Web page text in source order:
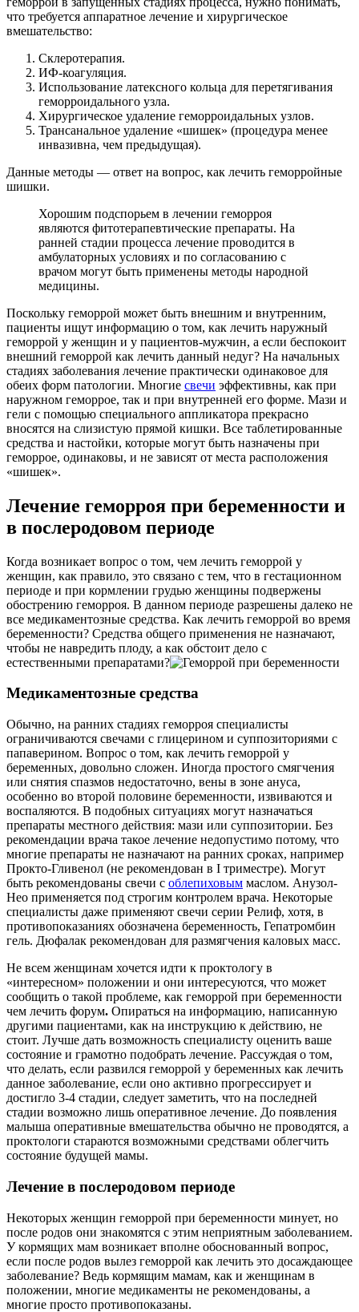
что требуется аппаратное лечение и хирургическое
вмешательство:
Склеротерапия.
ИФ-коагуляция.
Использование латексного кольца для перетягивания
геморроидального узла.
Хирургическое удаление геморроидальных узлов.
Трансанальное удаление «шишек» (процедура менее
инвазивна, чем предыдущая).
Данные методы — ответ на вопрос, как лечить геморройные
шишки.
Хорошим подспорьем в лечении геморроя
являются фитотерапевтические препараты. На
ранней стадии процесса лечение проводится в
амбулаторных условиях и по согласованию с
врачом могут быть применены методы народной
медицины.
Поскольку геморрой может быть внешним и внутренним,
пациенты ищут информацию о том, как лечить наружный
геморрой у женщин и у пациентов-мужчин, а если беспокоит
внешний геморрой как лечить данный недуг? На начальных
стадиях заболевания лечение практически одинаковое для
обеих форм патологии. Многие свечи эффективны, как при
наружном геморрое, так и при внутренней его форме. Мази и
гели с помощью специального аппликатора прекрасно
вносятся на слизистую прямой кишки. Все таблетированные
средства и настойки, которые могут быть назначены при
геморрое, одинаковы, и не зависят от места расположения
«шишек».
Лечение геморроя при беременности и
в послеродовом периоде
Когда возникает вопрос о том, чем лечить геморрой у
женщин, как правило, это связано с тем, что в гестационном
периоде и при кормлении грудью женщины подвержены
обострению геморроя. В данном периоде разрешены далеко не
все медикаментозные средства. Как лечить геморрой во время
беременности? Средства общего применения не назначают,
чтобы не навредить плоду, а как обстоит дело с
естественными препаратами?
Медикаментозные средства
Обычно, на ранних стадиях геморроя специалисты
ограничиваются свечами с глицерином и суппозиториями с
папаверином. Вопрос о том, как лечить геморрой у
беременных, довольно сложен. Иногда простого смягчения
или снятия спазмов недостаточно, вены в зоне ануса,
особенно во второй половине беременности, извиваются и
воспаляются. В подобных ситуациях могут назначаться
препараты местного действия: мази или суппозитории. Без
рекомендации врача такое лечение недопустимо потому, что
многие препараты не назначают на ранних сроках, например
Прокто-Гливенол (не рекомендован в I триместре). Могут
быть рекомендованы свечи с облепиховым маслом. Анузол-
Нео применяется под строгим контролем врача. Некоторые
специалисты даже применяют свечи серии Релиф, хотя, в
противопоказаниях обозначена беременность, Гепатромбин
гель. Дюфалак рекомендован для размягчения каловых масс.
Не всем женщинам хочется идти к проктологу в
«интересном» положении и они интересуются, что может
сообщить о такой проблеме, как геморрой при беременности
чем лечить форум. Опираться на информацию, написанную
другими пациентами, как на инструкцию к действию, не
стоит. Лучше дать возможность специалисту оценить ваше
состояние и грамотно подобрать лечение. Рассуждая о том,
что делать, если развился геморрой у беременных как лечить
данное заболевание, если оно активно прогрессирует и
достигло 3-4 стадии, следует заметить, что на последней
стадии возможно лишь оперативное лечение. До появления
малыша оперативные вмешательства обычно не проводятся, а
проктологи стараются возможными средствами облегчить
состояние будущей мамы.
Лечение в послеродовом периоде
Некоторых женщин геморрой при беременности минует, но
после родов они знакомятся с этим неприятным заболеванием.
У кормящих мам возникает вполне обоснованный вопрос,
если после родов вылез геморрой как лечить это досаждающее
заболевание? Ведь кормящим мамам, как и женщинам в
положении, многие медикаменты не рекомендованы, а
многие просто противопоказаны.